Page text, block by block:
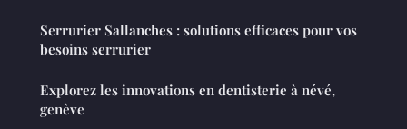
Serrurier Sallanches : solutions efficaces pour vos
besoins serrurier
Explorez les innovations en dentisterie à névé,
genève